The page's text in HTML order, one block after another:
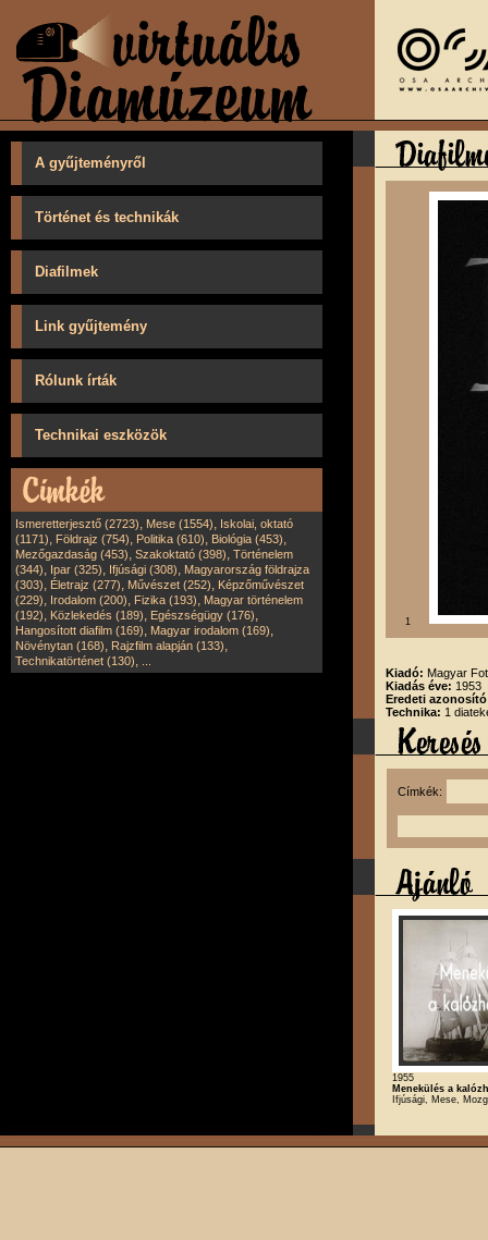
A gyűjteményről
Történet és technikák
Diafilmek
Link gyűjtemény
Rólunk írták
Technikai eszközök
Ismeretterjesztő (2723), Mese (1554), Iskolai, oktató
(1171), Földrajz (754), Politika (610), Biológia (453),
Mezőgazdaság (453), Szakoktató (398), Történelem
(344), Ipar (325), Ifjúsági (308), Magyarország földrajza
(303), Életrajz (277), Művészet (252), Képzőművészet
(229), Irodalom (200), Fizika (193), Magyar történelem
(192), Közlekedés (189), Egészségügy (176),
Hangosított diafilm (169), Magyar irodalom (169),
Növénytan (168), Rajzfilm alapján (133),
Technikatörténet (130),
1
Kiadó: Magyar
Kiadás éve: 1953
Eredeti
Technika: 1
Címkék:
1955
Menekülés a
Ifjúsági, Mese,